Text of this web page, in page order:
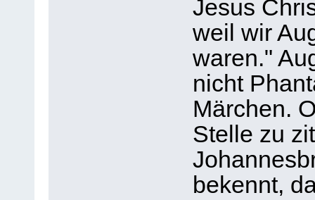
Jesus
weil wir
waren."
nicht
Märchen.
Stelle zu
bekennt,